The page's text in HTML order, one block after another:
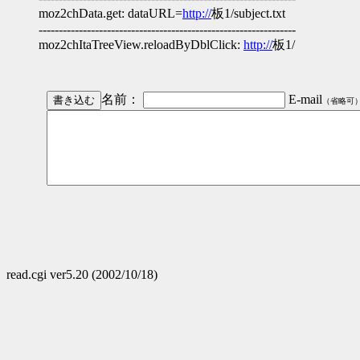
moz2chData.get: dataURL=http://板1/subject.txt
----------------------------------------------------------------
moz2chItaTreeView.reloadByDblClick: http://板1/
名前： E-mail （省略可
read.cgi ver5.20 (2002/10/18)